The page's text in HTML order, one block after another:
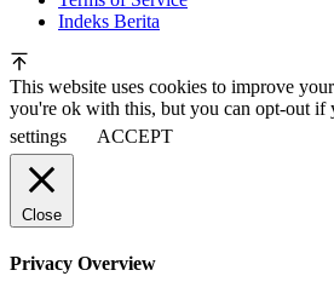
Indeks Berita
This website uses cookies to improve
you're ok with this, but you can opt-out if
settings
ACCEPT
Close
Privacy Overview